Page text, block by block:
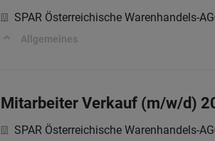
SPAR Österreichische Warenhandels-AG
Allgemeines
Mitarbeiter Verkauf (m/w/d)
SPAR Österreichische Warenhandels-AG